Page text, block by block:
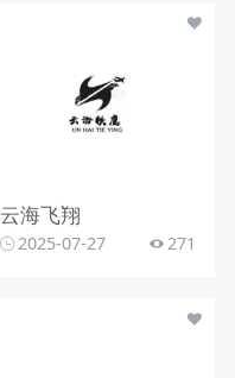
云海飞翔
2025-07-27 271